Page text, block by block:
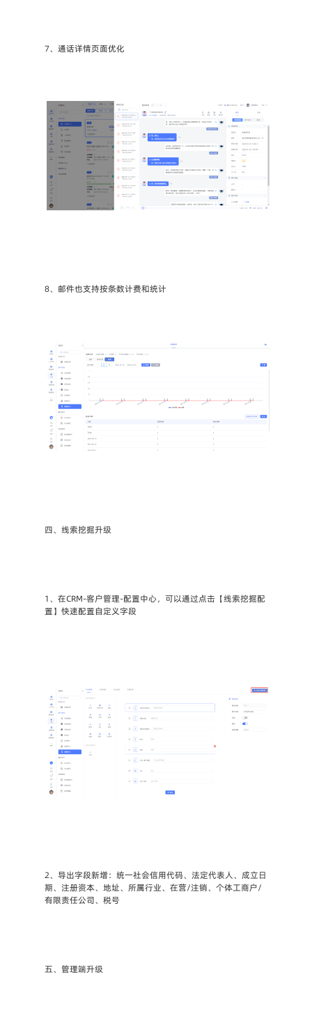
7、通话详情页面优化
8、邮件也支持按条数计费和统计
四、线索挖掘升级
1、在CRM-客户管理-配置中心，可以通过点击【线索挖掘配
置】快速配置自定义字段
2、导出字段新增：统一社会信用代码、法定代表人、成立日
期、注册资本、地址、所属行业、在营/注销、个体工商户/
有限责任公司、税号
五、管理端升级